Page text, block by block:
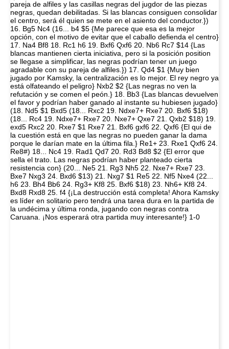
pareja de alfiles y las casillas negras del jugdor de las piezas
negras, quedan debilitadas. Si las blancas consiguen consolidar
el centro, será él quien se mete en el asiento del conductor.})
16. Bg5 Nc4 (16... b4 $5 {Me parece que esa es la mejor
opción, con el motivo de evitar que el caballo defienda el centro}
17. Na4 Bf8 18. Rc1 h6 19. Bxf6 Qxf6 20. Nb6 Rc7 $14 {Las
blancas mantienen cierta iniciativa, pero si la posición position
se llegase a simplificar, las negras podrían tener un juego
agradable con su pareja de alfiles.}) 17. Qd4 $1 {Muy bien
jugado por Kamsky, la centralización es lo mejor. El rey negro ya
está olfateando el peligro} Nxb2 $2 {Las negras no ven la
refutación y se comen el peón.} 18. Bb3 {Las blancas devuelven
el favor y podrían haber ganado al instante su hubiesen jugado}
(18. Nd5 $1 Bxd5 (18... Rxc2 19. Ndxe7+ Rxe7 20. Bxf6 $18)
(18... Rc4 19. Ndxe7+ Rxe7 20. Nxe7+ Qxe7 21. Qxb2 $18) 19.
exd5 Rxc2 20. Rxe7 $1 Rxe7 21. Bxf6 gxf6 22. Qxf6 {El qui de
la cuestión está en que las negras no pueden ganar la dama
porque le darían mate en la última fila.} Re1+ 23. Rxe1 Qxf6 24.
Re8#) 18... Nc4 19. Rad1 Qd7 20. Rd3 Bd8 $2 {El error que
sella el trato. Las negras podrían haber planteado cierta
resistencia con} (20... Ne5 21. Rg3 Nh5 22. Nxe7+ Rxe7 23.
Bxe7 Nxg3 24. Bxd6 $13) 21. Nxg7 $1 Re5 22. Nf5 Nxe4 (22...
h6 23. Bh4 Bb6 24. Rg3+ Kf8 25. Bxf6 $18) 23. Nh6+ Kf8 24.
Bxd8 Rxd8 25. f4 {¡La destrucción está completa! Ahora Kamsky
es líder en solitario pero tendrá una tarea dura en la partida de
la undécima y última ronda, jugando con negras contra
Caruana. ¡Nos esperará otra partida muy interesante!} 1-0